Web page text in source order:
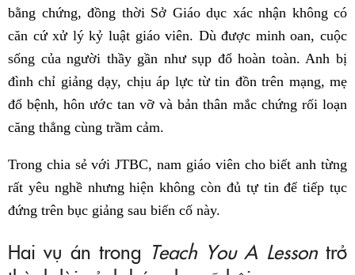
bằng chứng, đồng thời Sở Giáo dục xác nhận không có
căn cứ xử lý kỷ luật giáo viên. Dù được minh oan, cuộc
sống của người thầy gần như sụp đổ hoàn toàn. Anh bị
đình chỉ giảng dạy, chịu áp lực từ tin đồn trên mạng, mẹ
đổ bệnh, hôn ước tan vỡ và bản thân mắc chứng rối loạn
căng thẳng cùng trầm cảm.
Trong chia sẻ với JTBC, nam giáo viên cho biết anh từng
rất yêu nghề nhưng hiện không còn đủ tự tin để tiếp tục
đứng trên bục giảng sau biến cố này.
Hai vụ án trong Teach You A Lessontrở